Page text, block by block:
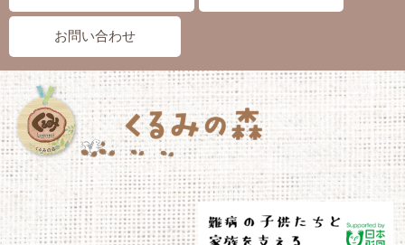
お問い合わせ